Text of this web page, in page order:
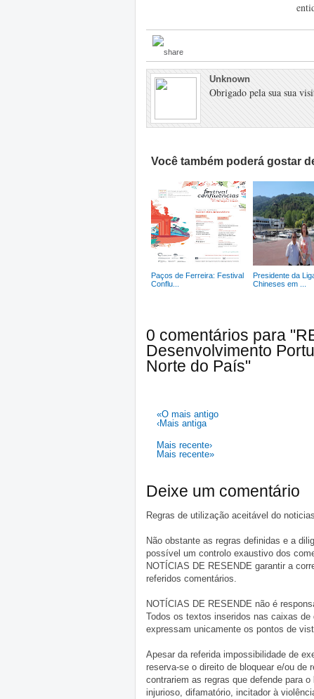
Unknown
Obrigado pela sua sua
Você também poderá gostar
Paços de Ferreira: Festival
Conflu...
Presidente da
Chineses em ...
0 comentários para
Desenvolvimento
Norte do País"
«O mais antigo
‹Mais antiga
Mais recente›
Mais recente»
Deixe um comentário
Regras de utilização aceitável do
Não obstante as regras definidas e a
possível um controlo exaustivo dos
NOTÍCIAS DE RESENDE garantir a
referidos comentários.
NOTÍCIAS DE RESENDE não é
Todos os textos inseridos nas caixas
expressam unicamente os pontos de
Apesar da referida impossibilidade de
reserva-se o direito de bloquear e/ou de
contrariem as regras que defende para
injurioso, difamatório, incitador à